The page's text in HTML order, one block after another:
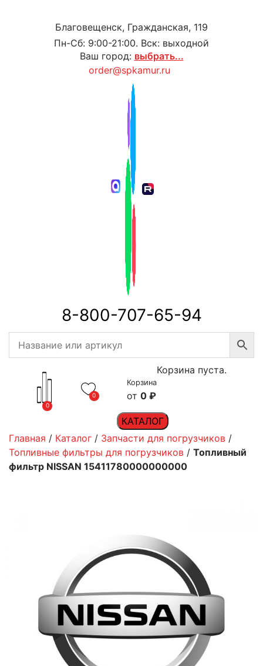
Благовещенск, Гражданская, 119
Пн-Сб: 9:00-21:00. Вск: выходной
Ваш город: выбрать...
order@spkamur.ru
8-800-707-65-94
0
0
Корзина
0 ₽
Корзина пуста.
КАТАЛОГ
Главная / Каталог / Запчасти для погрузчиков /
Топливные фильтры для погрузчиков / Топливный
фильтр NISSAN 15411780000000000